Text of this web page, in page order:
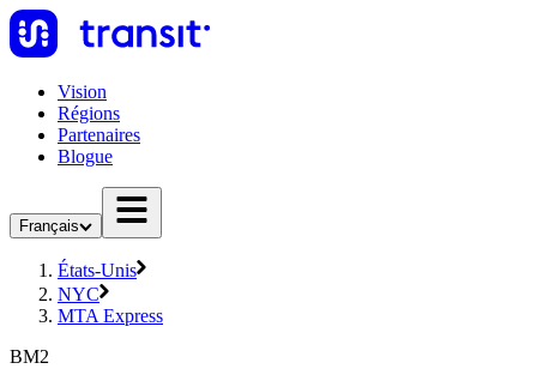
Vision
Régions
Partenaires
Blogue
Français
États-Unis
NYC
MTA Express
BM2